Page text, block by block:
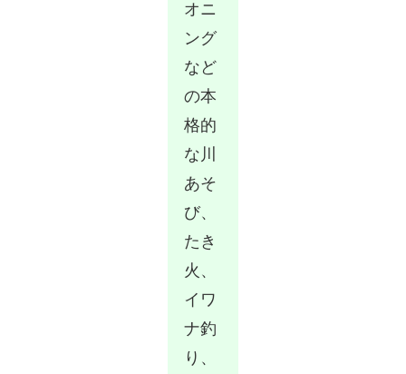
オニ
ング
など
の本
格的
な川
あそ
び、
たき
火、
イワ
ナ釣
り、